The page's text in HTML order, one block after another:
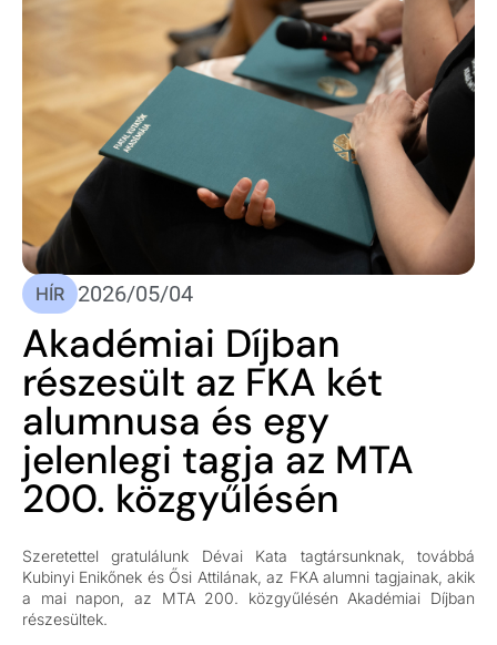
HÍR 2026/05/04
Akadémiai Díjban
részesült az FKA két
alumnusa és egy
jelenlegi tagja az MTA
200. közgyűlésén
Szeretettel gratulálunk Dévai Kata tagtársunknak, továbbá
Kubinyi Enikőnek és Ősi Attilának, az FKA alumni tagjainak, akik
a mai napon, az MTA 200. közgyűlésén Akadémiai Díjban
részesültek.